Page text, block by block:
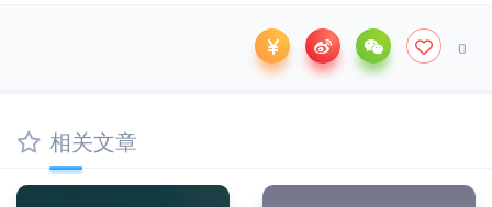
0
相关文章